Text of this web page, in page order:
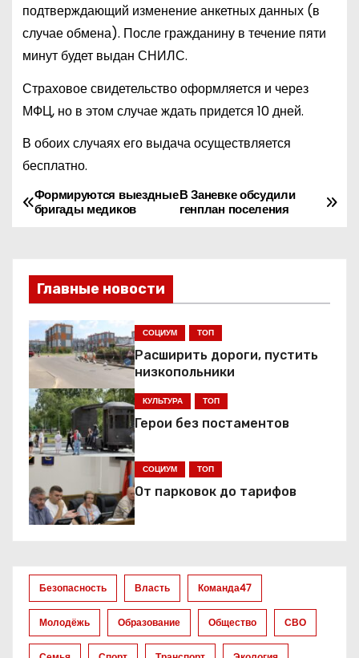
подтверждающий изменение анкетных данных (в
случае обмена). После гражданину в течение пяти
минут будет выдан СНИЛС.
Страховое свидетельство оформляется и через
МФЦ, но в этом случае ждать придется 10 дней.
В обоих случаях его выдача осуществляется
бесплатно.
Н
в
и
г
а
ц
и
я
п
з
а
п
В Заневке обсудили
генплан поселения
Формируются выездные
бригады медиков
Главные новости
СОЦИУМ ТОП
Расширить дороги, пустить
низкопольники
КУЛЬТУРА ТОП
Герои без постаментов
СОЦИУМ ТОП
От парковок до тарифов
Безопасность Власть Команда47
Молодёжь Образование Общество СВО